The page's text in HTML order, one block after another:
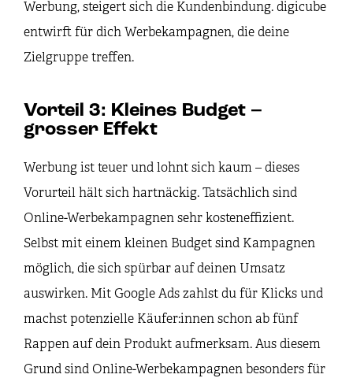
Werbung, steigert sich die Kundenbindung. digicube
entwirft für dich Werbekampagnen, die deine
Zielgruppe treffen.
Vorteil 3: Kleines Budget –
grosser Effekt
Werbung ist teuer und lohnt sich kaum – dieses
Vorurteil hält sich hartnäckig. Tatsächlich sind
Online-Werbekampagnen sehr kosteneffizient.
Selbst mit einem kleinen Budget sind Kampagnen
möglich, die sich spürbar auf deinen Umsatz
auswirken. Mit Google Ads zahlst du für Klicks und
machst potenzielle Käufer:innen schon ab fünf
Rappen auf dein Produkt aufmerksam. Aus diesem
Grund sind Online-Werbekampagnen besonders für